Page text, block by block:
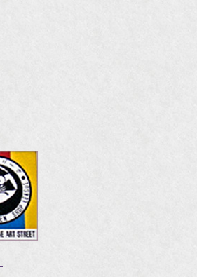
『Hanako
『骨董古美術
『ORANGE
国際交流サ